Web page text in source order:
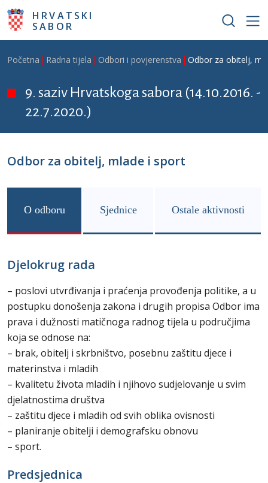
Skoči na glavni sadržaj
HRVATSKI
SABOR
Breadcrumb
Početna Radna tijela Odbori i povjerenstva Odbor za obitelj,
9. saziv Hrvatskoga sabora (14.10.2016. -
22.7.2020.)
Odbor za obitelj, mlade i sport
O odboru Sjednice Ostale aktivnosti
Djelokrug rada
– poslovi utvrđivanja i praćenja provođenja politike, a u
postupku donošenja zakona i drugih propisa Odbor ima
prava i dužnosti matičnoga radnog tijela u područjima
koja se odnose na:
– brak, obitelj i skrbništvo, posebnu zaštitu djece i
materinstva i mladih
– kvalitetu života mladih i njihovo sudjelovanje u svim
djelatnostima društva
– zaštitu djece i mladih od svih oblika ovisnosti
– planiranje obitelji i demografsku obnovu
– sport.
Predsjednica